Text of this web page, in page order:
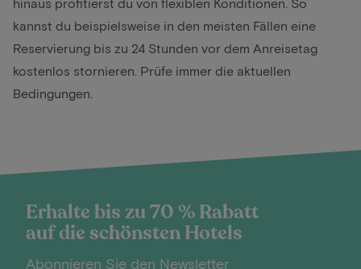
kannst du beispielsweise in den meisten Fällen eine
Reservierung bis zu 24 Stunden vor dem Anreisetag
kostenlos stornieren. Prüfe immer die aktuellen
Bedingungen.
Erhalte bis zu 70 % Rabatt
auf die schönsten Hotels
Abonnieren Sie den Newsletter